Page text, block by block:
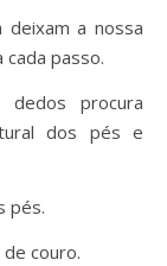
deixam a nossa
cada passo.
procura
dos pés e
pés.
couro.